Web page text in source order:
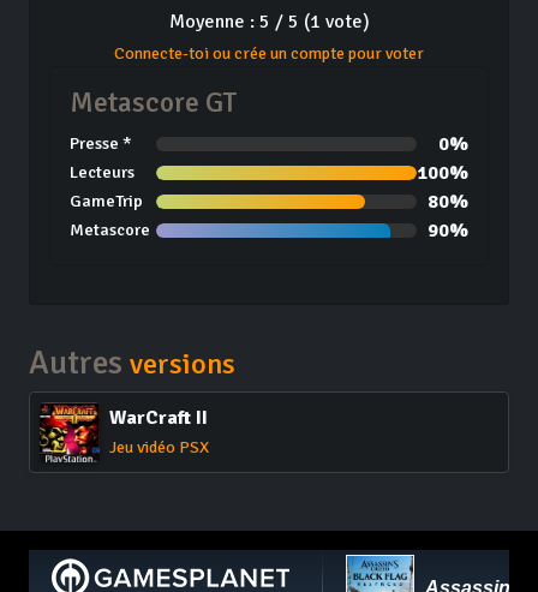
Moyenne : 5 / 5 (1 vote)
Connecte-toi ou crée un compte pour voter
Metascore GT
Presse * 0%
Lecteurs 100%
GameTrip 80%
Metascore 90%
Autres versions
WarCraft II
Jeu vidéo PSX